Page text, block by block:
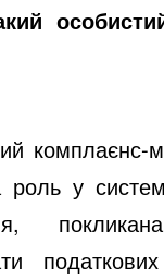
комплаєнс-
роль у